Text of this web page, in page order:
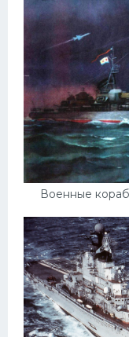
Военные
Шевроле
Кадиллак
Автокемпер
Феррари
Поезда
Мотоциклы
Додж
Ява
Эмблемы
Спецтехника